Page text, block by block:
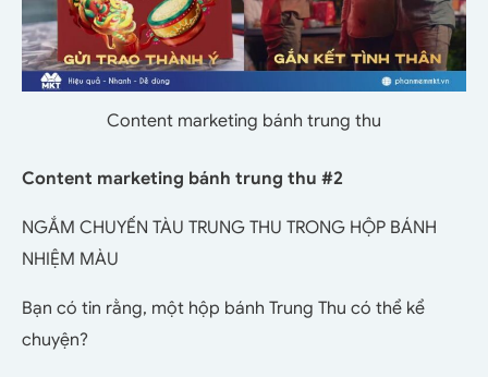
Content marketing bánh trung thu
Content marketing bánh trung thu #2
NGẮM CHUYẾN TÀU TRUNG THU TRONG HỘP BÁNH
NHIỆM MÀU
Bạn có tin rằng, một hộp bánh Trung Thu có thể kể
chuyện?